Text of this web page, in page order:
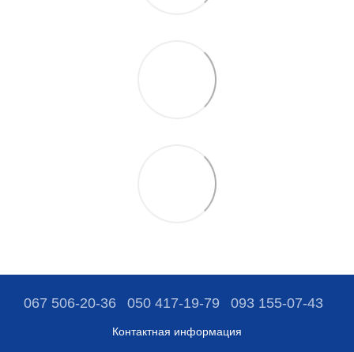
067 506-20-36 050 417-19-79 093 155-07-43
Контактная информация